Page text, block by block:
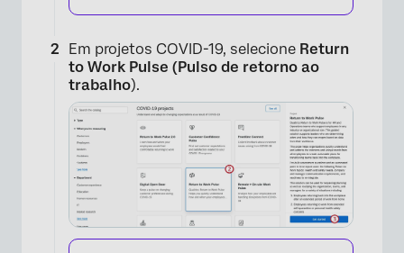
Em projetos COVID-19, selecione Return
to Work Pulse (Pulso de retorno ao
trabalho).